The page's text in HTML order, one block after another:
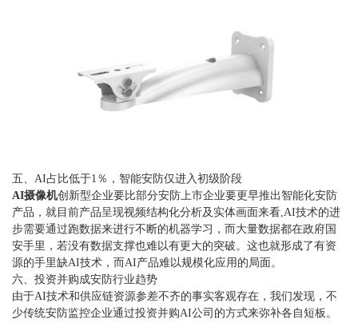
五、AI占比低于1％，智能安防仅进入初级阶段
AI摄像机创新型企业要比部分安防上市企业要更早推出智能化安防
产品，就目前产品呈现视频结构化分析及实体画面来看,AI技术的进
步需要通过跑数据来进行不断的机器学习，而大量数据都在政府国
安手里，若没有数据支撑也难以有更大的突破。这也就形成了有资
源的手里缺AI技术，而AI产品难以规模化应用的局面。
六、投资并购成安防行业趋势
由于AI技术和供应链资源参差不齐的事实客观存在，我们发现，不
少传统安防监控企业通过投资并购AI公司的方式来弥补各自短板。